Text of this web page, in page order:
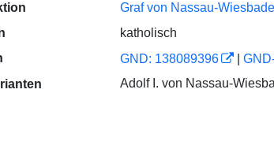
Graf von Nassau-
katholisch
GND: 138089396
Adolf I. von Nassau-